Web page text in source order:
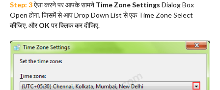
Step: 3ऐसा करने पर आपके सामने Time Zone Settings Dialog Box
Open होगा. जिसमें से आप Drop Down List से एक Time Zone Select
कीजिए. औरOK पर क्लिक कर दीजिए.